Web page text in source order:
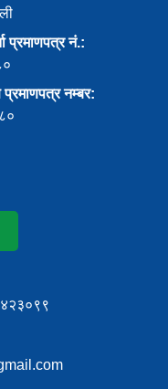
प्रमाणपत्र नं.:
नम्बर: